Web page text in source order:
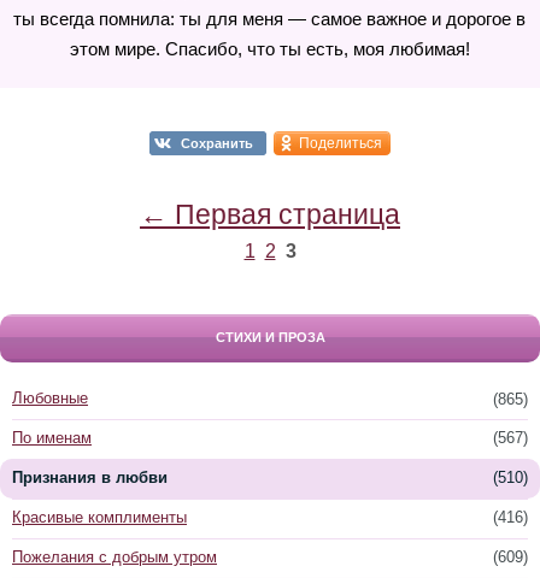
ты всегда помнила: ты для меня — самое важное и дорогое в
этом мире. Спасибо, что ты есть, моя любимая!
Сохранить Поделиться
← Первая страница
1 2 3
СТИХИ И ПРОЗА
(865)
Любовные
(567)
По именам
(510)
Признания в любви
(416)
Красивые комплименты
(609)
Пожелания с добрым утром